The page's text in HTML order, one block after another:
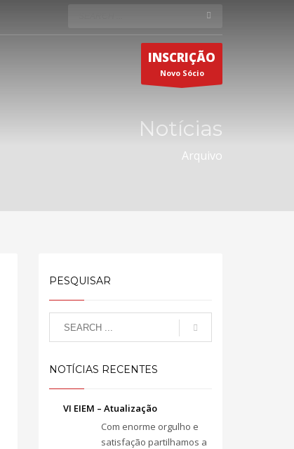
INSCRIÇÃO
Novo Sócio
Notícias
Arquivo
PESQUISAR
NOTÍCIAS RECENTES
VI EIEM – Atualização
Com enorme orgulho e
satisfação partilhamos a